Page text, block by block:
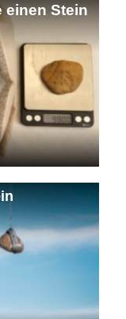
einen Stein